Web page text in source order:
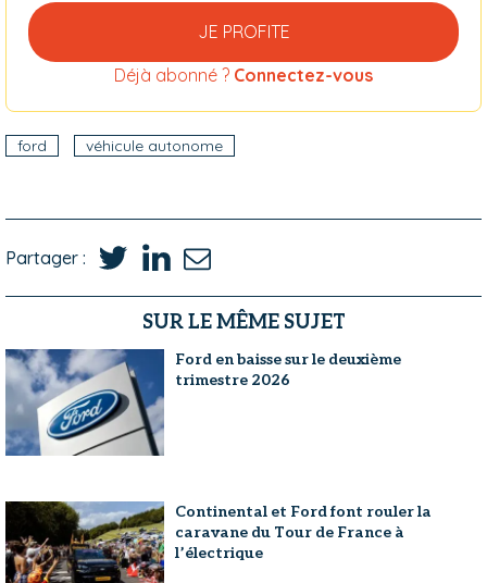
JE PROFITE
Déjà abonné ? Connectez-vous
ford véhicule autonome
Partager :
SUR LE MÊME SUJET
Ford en baisse sur le deuxième
trimestre 2026
Continental et Ford font rouler la
caravane du Tour de France à
l’électrique